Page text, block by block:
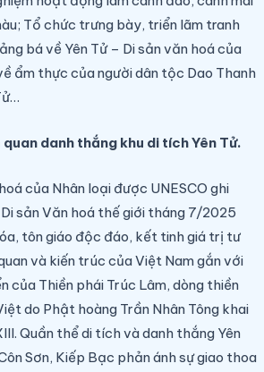
Tổ chức trưng bày, triển lãm tranh
bá về Yên Tử – Di sản văn hoá của
ẩm thực của người dân tộc Dao Thanh
danh thắng khu di tích Yên Tử.
của Nhân loại được UNESCO ghi
sản Văn hoá thế giới tháng 7/2025
tôn giáo độc đáo, kết tinhgiá trị tư
và kiến trúc của Việt Nam gắn với
của Thiền phái Trúc Lâm, dòng thiền
do Phật hoàng Trần Nhân Tông khai
Quần thể di tích và danh thắng Yên
Sơn, Kiếp Bạc phản ánhsự giao thoa